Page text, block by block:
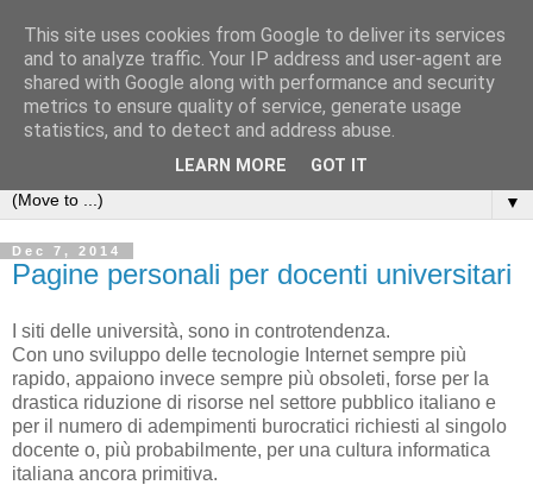
Michele Lanzetta
Professor at Pisa University
Production engineering, research and teaching blogs
▼
Dec 7, 2014
Pagine personali per docenti universitari
I siti delle università, sono in controtendenza.
Con uno sviluppo delle tecnologie Internet sempre più
rapido, appaiono invece sempre più obsoleti, forse per la
drastica riduzione di risorse nel settore pubblico italiano e
per il numero di adempimenti burocratici richiesti al singolo
docente o, più probabilmente, per una cultura informatica
italiana ancora primitiva.
This site uses cookies from Google to deliver its services
and to analyze traffic. Your IP address and user-agent are
shared with Google along with performance and security
metrics to ensure quality of service, generate usage
statistics, and to detect and address abuse.
LEARN MORE GOT IT